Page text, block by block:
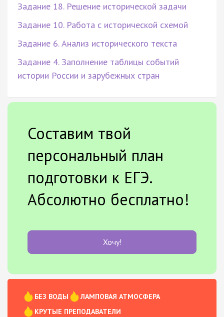
Задание 18. Решение исторической задачи
Задание 10. Работа с исторической схемой
Задание 6. Анализ исторического текста
Задание 4. Заполнение таблицы событий
истории России и зарубежных стран
Составим твой
персональный план
подготовки к ЕГЭ.
Абсолютно бесплатно!
Хочу!
БЕЗ ВОДЫ
ЛАМПОВАЯ АТМОСФЕРА
КРУТЫЕ ПРЕПОДАВАТЕЛИ